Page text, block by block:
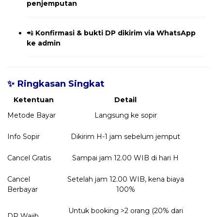
penjemputan
📲 Konfirmasi & bukti DP dikirim via WhatsApp
ke admin
✨ Ringkasan Singkat
Ketentuan
Detail
Metode Bayar
Langsung ke sopir
Info Sopir Dikirim H-1 jam sebelum jemput
Cancel Gratis Sampai jam 12.00 WIB di hari H
Cancel
Berbayar
Setelah jam 12.00 WIB, kena biaya
100%
Untuk booking >2 orang (20% dari